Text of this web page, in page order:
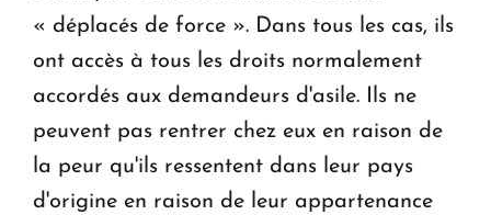
« déplacés de force ». Dans tous les cas, ils
ont accès à tous les droits normalement
accordés aux demandeurs d'asile. Ils ne
peuvent pas rentrer chez eux en raison de
la peur qu'ils ressentent dans leur pays
d'origine en raison de leur appartenance